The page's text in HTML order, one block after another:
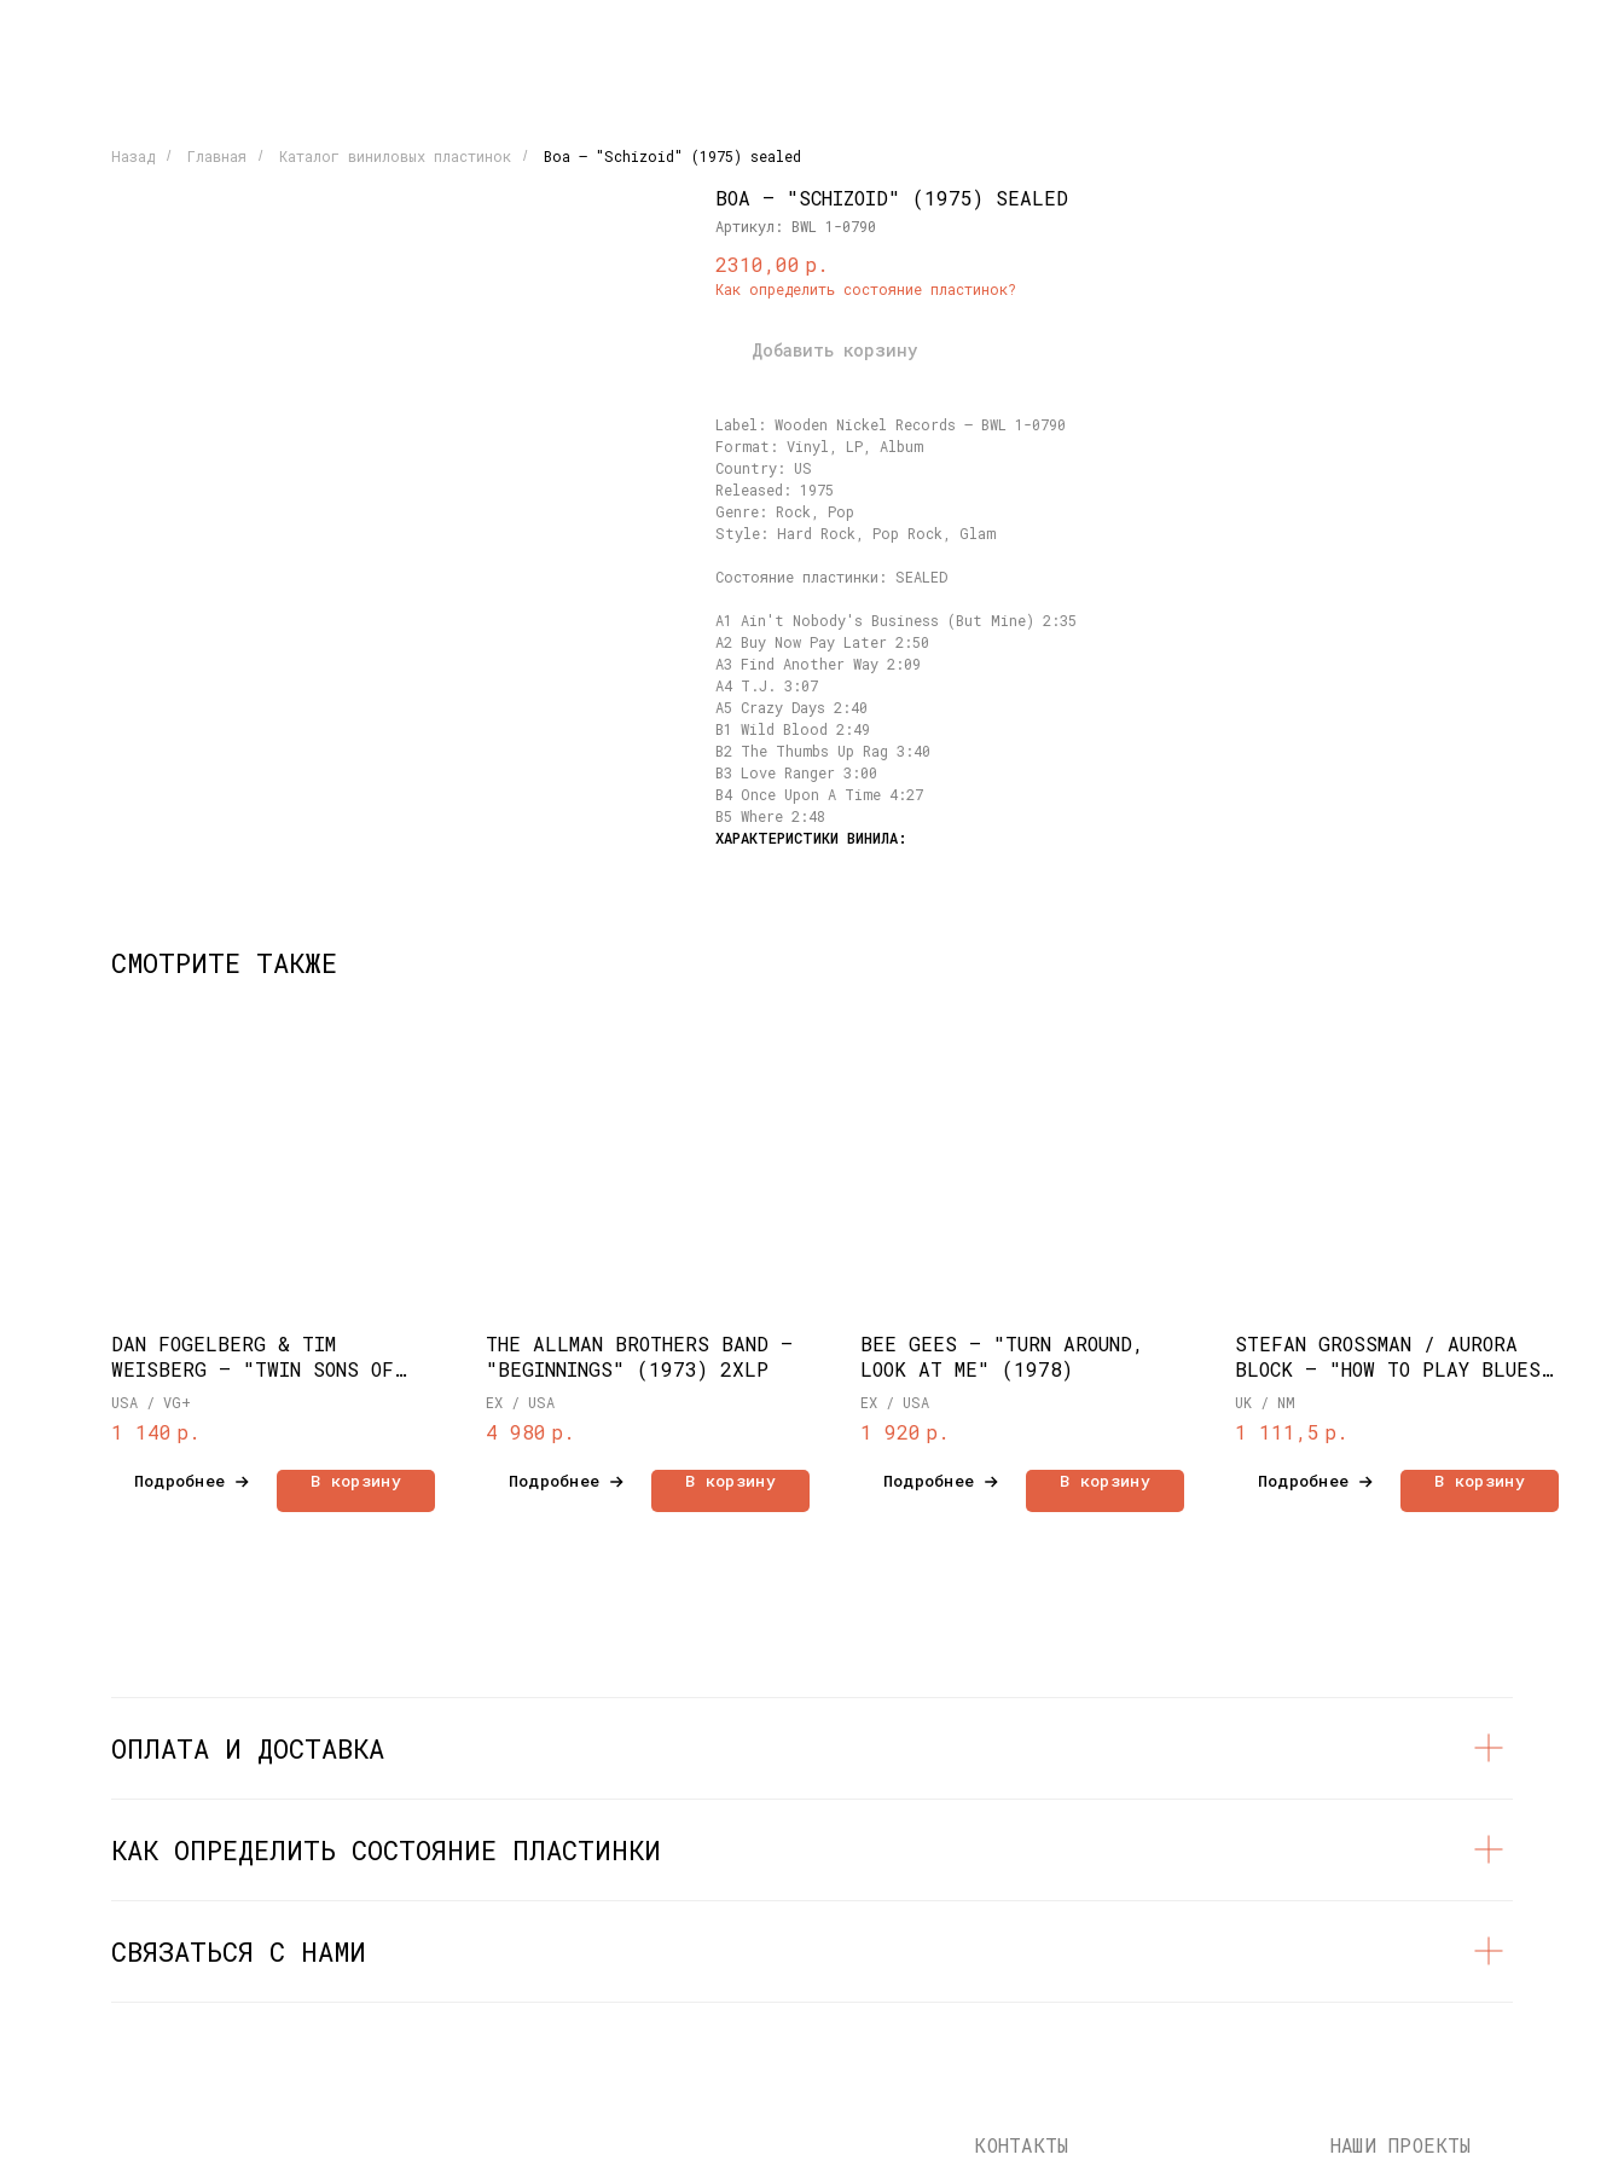
Назад / Главная / Каталог виниловых пластинок / Boa – "Schizoid" (1975) sealed
BOA – "SCHIZOID" (1975) SEALED
Артикул: BWL 1-0790
2310,00 р.
Как определить состояние пластинок?
Добавить корзину
Label: Wooden Nickel Records – BWL 1-0790
Format: Vinyl, LP, Album
Country: US
Released: 1975
Genre: Rock, Pop
Style: Hard Rock, Pop Rock, Glam
Состояние пластинки: SEALED
A1 Ain't Nobody's Business (But Mine) 2:35
A2 Buy Now Pay Later 2:50
A3 Find Another Way 2:09
A4 T.J. 3:07
A5 Crazy Days 2:40
B1 Wild Blood 2:49
B2 The Thumbs Up Rag 3:40
B3 Love Ranger 3:00
B4 Once Upon A Time 4:27
B5 Where 2:48
СМОТРИТЕ ТАКЖЕ
DAN FOGELBERG & TIM
WEISBERG – "TWIN SONS OF
DIFFERENT MOTHERS" (1978)
USA / VG+
1 140 р.
Подробнее В корзину
THE ALLMAN BROTHERS BAND –
"BEGINNINGS" (1973) 2XLP
EX / USA
4 980 р.
Подробнее В корзину
BEE GEES – "TURN AROUND,
LOOK AT ME" (1978)
EX / USA
1 920 р.
Подробнее В корзину
STEFAN GROSSMAN / AURORA
BLOCK ‎– "HOW TO PLAY BLUES
GUITAR" (1971)
UK / NM
1 111,5 р.
Подробнее В корзину
ОПЛАТА И ДОСТАВКА
КАК ОПРЕДЕЛИТЬ СОСТОЯНИЕ ПЛАСТИНКИ
СВЯЗАТЬСЯ С НАМИ